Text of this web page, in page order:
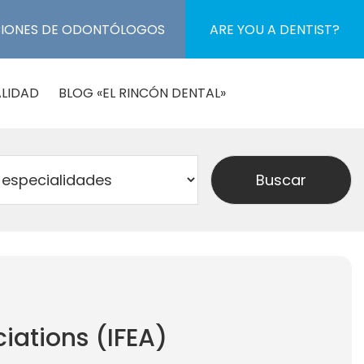
DE ODONTÓLOGOS ARE YOU A DENTIST?
BLOG «EL RINCÓN DENTAL»
(IFEA)